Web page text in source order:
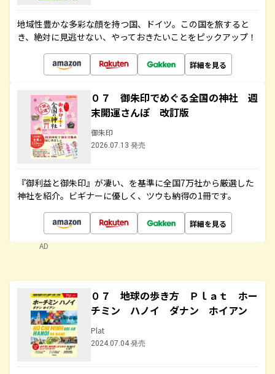
地域性豊かな多彩な顔を持つ国、ドイツ。この国を旅すると
き、絶対に見逃せない、やっておきたいことをピックアップ！
詳細を見る
０７ 御朱印でめぐる全国の神社 週
末開運さんぽ 改訂版
御朱印
2026.07.13 発売
『御利益と御朱印』が凄い、を基準に全国7万社から厳選した
神社を紹介。ビギナーに優しく、ツウも納得の1冊です。
詳細を見る
AD
０７ 地球の歩き方 Ｐｌａｔ ホー
チミン ハノイ ダナン ホイアン
Plat
2024.07.04 発売